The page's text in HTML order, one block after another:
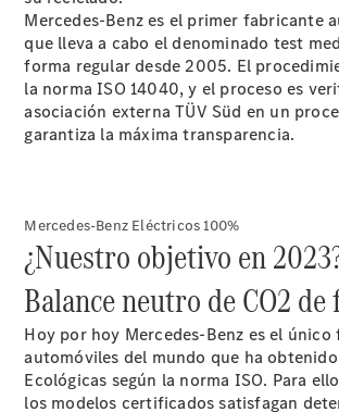
Corporativa
Calidad y
Medio
Ambiente
Empresas
Por qué
incluir un
Mercedes-
Benz en su
flota
Nuestro
equipo
Mercedes-Benz es el primer fabricante
que lleva a cabo el denominado test
forma regular desde 2005. El
la norma ISO 14040, y el proceso es
asociación externa TÜV Süd en un
garantiza la máxima transparencia.
Mercedes-Benz Eléctricos 100%
¿Nuestro objetivo en
Balance neutro de CO2
Hoy por hoy Mercedes-Benz es el
automóviles del mundo que ha
Ecológicas según la norma ISO. Para
los modelos certificados satisfagan